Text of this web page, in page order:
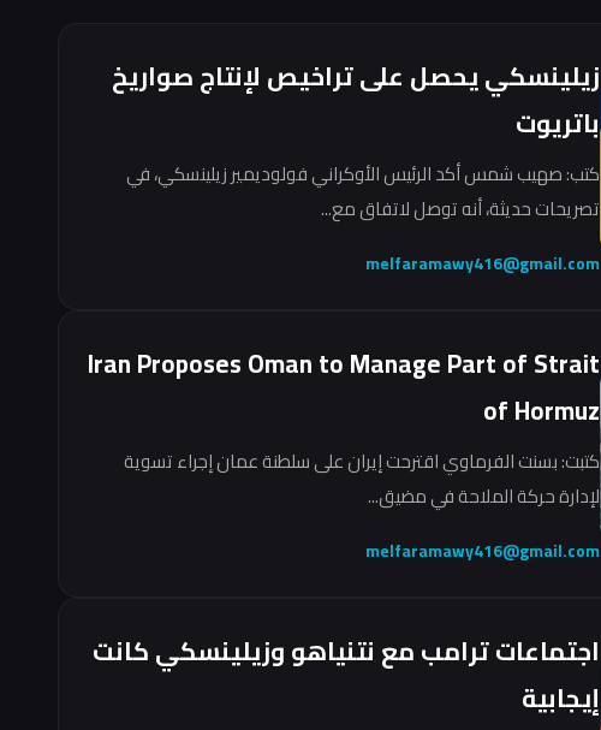
زيلينسكي يحصل على تراخيص لإنتاج صواريخ
باتريوت
كتب: صهيب شمس أكد الرئيس الأوكراني فولوديمير زيلينسكي، في
تصريحات حديثة، أنه توصل لاتفاق مع...
melfaramawy416@gmail.com
Iran Proposes Oman to Manage Part of Strait
of Hormuz
كتبت: بسنت الفرماوي اقترحت إيران على سلطنة عمان إجراء تسوية
لإدارة حركة الملاحة في مضيق...
melfaramawy416@gmail.com
اجتماعات ترامب مع نتنياهو وزيلينسكي كانت
إيجابية